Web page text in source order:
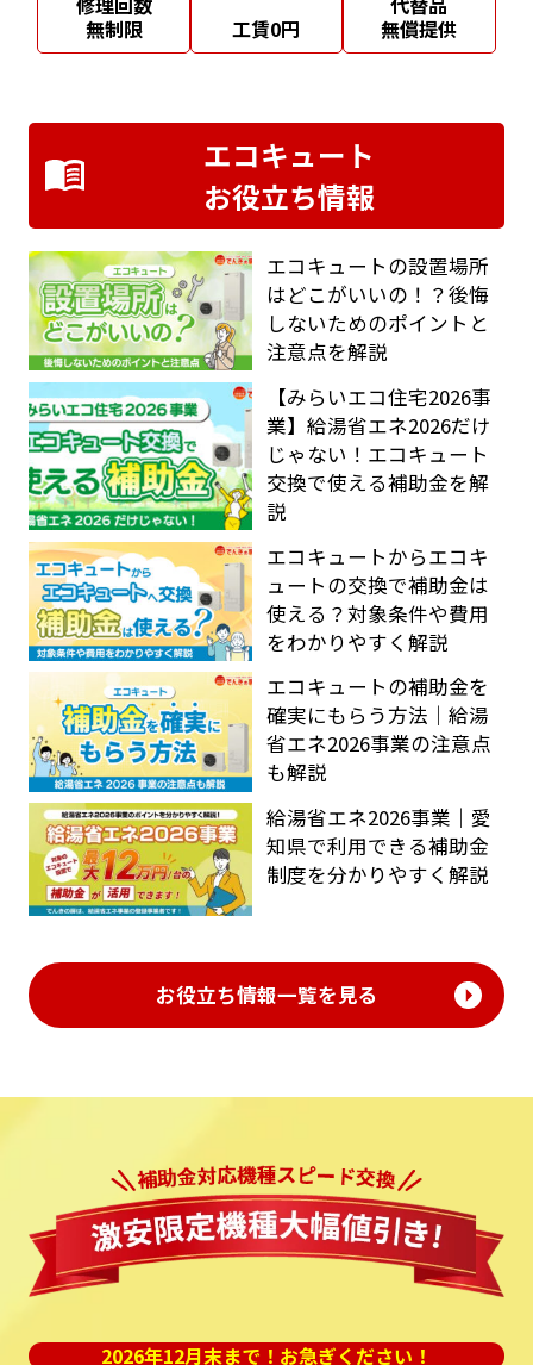
無制限
工賃0円
無償提供
エコキュート
お役立ち情報
エコキュートの設置場所
はどこがいいの！？後悔
しないためのポイントと
注意点を解説
【みらいエコ住宅2026事
業】給湯省エネ2026だけ
じゃない！エコキュート
交換で使える補助金を解
説
エコキュートからエコキ
ュートの交換で補助金は
使える？対象条件や費用
をわかりやすく解説
エコキュートの補助金を
確実にもらう方法｜給湯
省エネ2026事業の注意点
も解説
給湯省エネ2026事業｜愛
知県で利用できる補助金
制度を分かりやすく解説
お役立ち情報一覧を見る
2026年12月末まで！お急ぎください！